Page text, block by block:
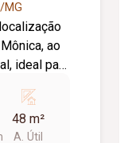
MG
ao
ideal para
e
48 m²
A. Útil